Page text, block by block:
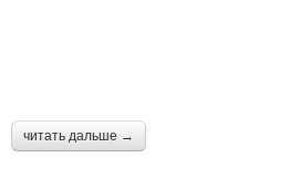
читать дальше →